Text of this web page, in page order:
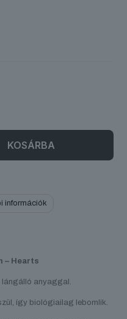
KOSÁRBA
információk
– Hearts
lángálló anyaggal.
így biológiailag lebomlik.